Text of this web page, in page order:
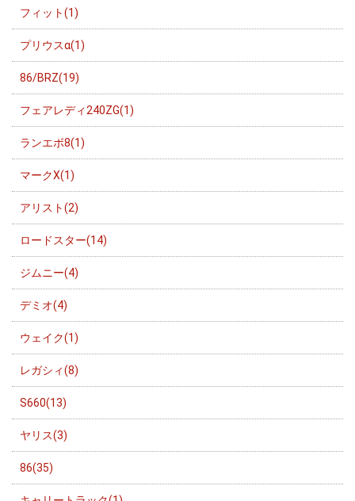
フィット(1)
プリウスα(1)
86/BRZ(19)
フェアレディ240ZG(1)
ランエボ8(1)
マークX(1)
アリスト(2)
ロードスター(14)
ジムニー(4)
デミオ(4)
ウェイク(1)
レガシィ(8)
S660(13)
ヤリス(3)
86(35)